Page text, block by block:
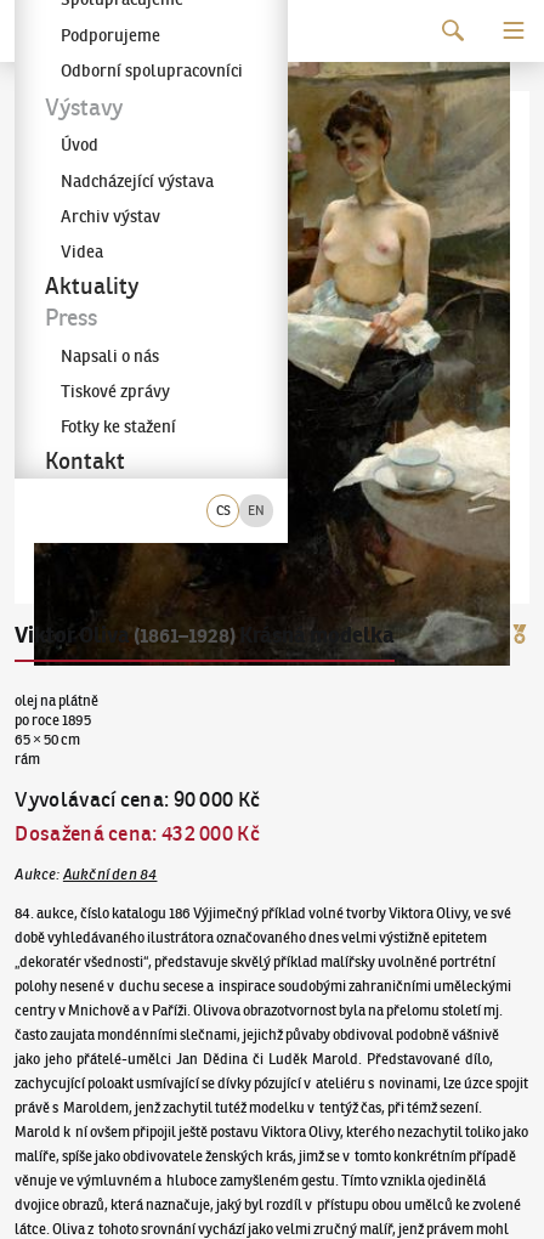
Galerie KODL
CS EN
Podporujeme
Odborní spolupracovníci
Výstavy
Úvod
Nadcházející výstava
Archiv výstav
Videa
Aktuality
Press
Napsali o nás
Tiskové zprávy
Fotky ke stažení
Kontakt
Viktor Oliva(1861–1928) Krásná modelka
olej na plátně
po roce 1895
65 × 50 cm
rám
Vyvolávací cena:90 000 Kč
Dosažená cena:432 000 Kč
Aukce: Aukční den 84
84. aukce, číslo katalogu 186 Výjimečný příklad volné tvorby Viktora Olivy, ve své
době vyhledávaného ilustrátora označovaného dnes velmi výstižně epitetem
„dekoratér všednosti“, představuje skvělý příklad malířsky uvolněné portrétní
polohy nesené v duchu secese a inspirace soudobými zahraničními uměleckými
centry v Mnichově a v Paříži. Olivova obrazotvornost byla na přelomu století mj.
často zaujata mondénními slečnami, jejichž půvaby obdivoval podobně vášnivě
jako jeho přátelé-umělci Jan Dědina či Luděk Marold. Představované dílo,
zachycující poloakt usmívající se dívky pózující v ateliéru s novinami, lze úzce spojit
právě s Maroldem, jenž zachytil tutéž modelku v tentýž čas, při témž sezení.
Marold k ní ovšem připojil ještě postavu Viktora Olivy, kterého nezachytil toliko jako
malíře, spíše jako obdivovatele ženských krás, jimž se v tomto konkrétním případě
věnuje ve výmluvném a hluboce zamyšleném gestu. Tímto vznikla ojedinělá
dvojice obrazů, která naznačuje, jaký byl rozdíl v přístupu obou umělců ke zvolené
látce. Oliva z tohoto srovnání vychází jako velmi zručný malíř, jenž právem mohl